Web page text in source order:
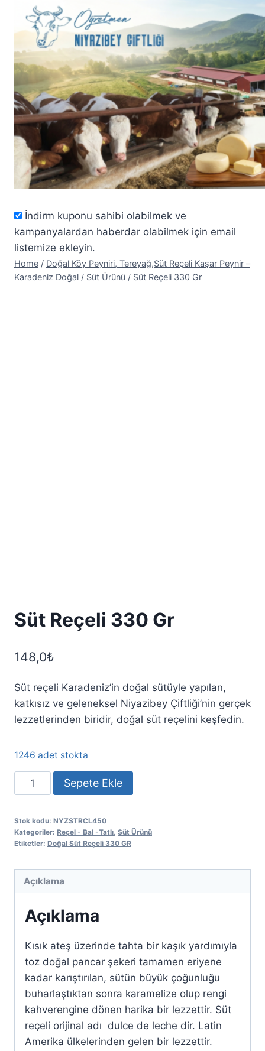
İndirm kuponu sahibi olabilmek ve
kampanyalardan haberdar olabilmek için email
listemize ekleyin.
Home / Doğal Köy Peyniri, Tereyağ,Süt Reçeli Kaşar Peynir –
Karadeniz Doğal / Süt Ürünü / Süt Reçeli 330 Gr
Süt Reçeli 330 Gr
148,0₺
Süt reçeli Karadeniz’in doğal sütüyle yapılan,
katkısız ve geleneksel Niyazibey Çiftliği’nin gerçek
lezzetlerinden biridir, doğal süt reçelini keşfedin.
1246 adet stokta
Reçeli
Gr
adet
Sepete Ekle
Stok kodu: NYZSTRCL450
Kategoriler: Reçel - Bal -Tatlı, Süt Ürünü
Etiketler: Doğal Süt Reçeli 330 GR
Açıklama
Açıklama
Kısık ateş üzerinde tahta bir kaşık yardımıyla
toz doğal pancar şekeri tamamen eriyene
kadar karıştırılan, sütün büyük çoğunluğu
buharlaştıktan sonra karamelize olup rengi
kahverengine dönen harika bir lezzettir. Süt
reçeli orijinal adı dulce de leche dir. Latin
Amerika ülkelerinden gelen bir lezzettir.